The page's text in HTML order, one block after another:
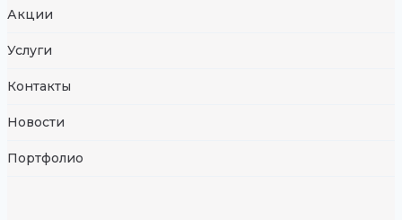
Акции
Услуги
Контакты
Новости
Портфолио